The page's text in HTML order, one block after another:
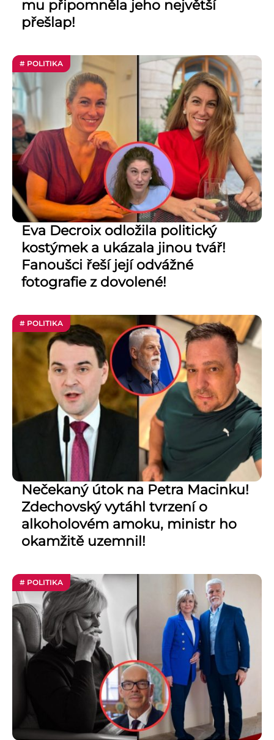
mu připomněla jeho největší
přešlap!
# POLITIKA
Eva Decroix odložila politický
kostýmek a ukázala jinou tvář!
Fanoušci řeší její odvážné
fotografie z dovolené!
# POLITIKA
Nečekaný útok na Petra Macinku!
Zdechovský vytáhl tvrzení o
alkoholovém amoku, ministr ho
okamžitě uzemnil!
# POLITIKA